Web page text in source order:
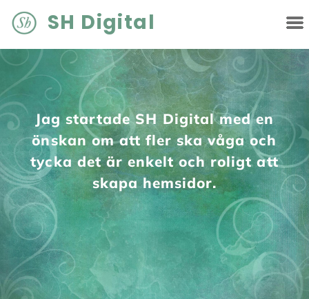
SH Digital
Jag startade SH Digital med en
önskan om att fler ska våga och
tycka det är enkelt och roligt att
skapa hemsidor.